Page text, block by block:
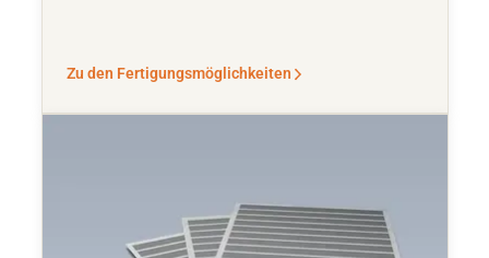
Zu den Fertigungsmöglichkeiten